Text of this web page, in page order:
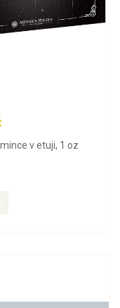
v etuji, 1 oz